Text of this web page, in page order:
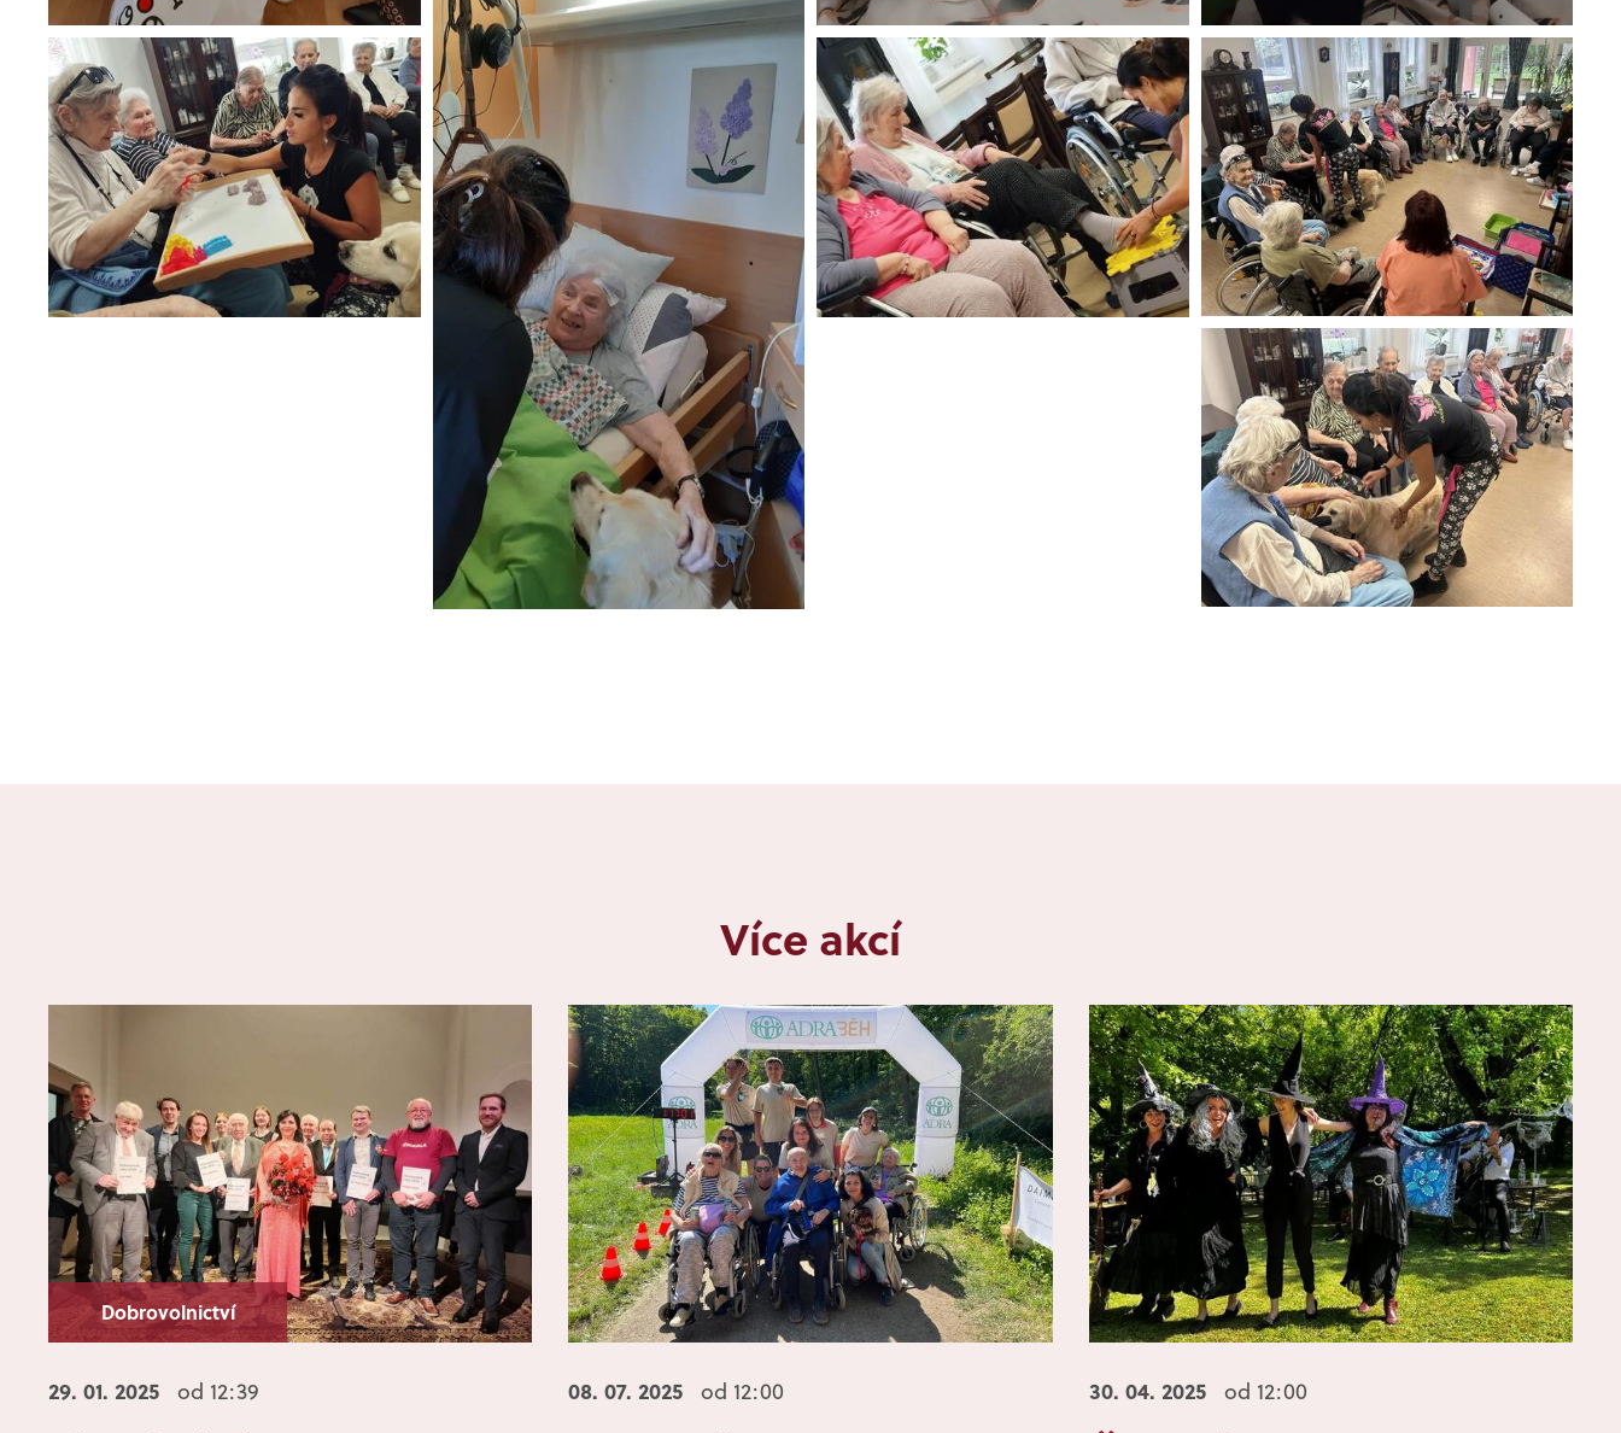
Více akcí
Dobrovolnictví
29. 01. 2025 od 12:39 08. 07. 2025 od 12:00 30. 04. 2025 od 12:00